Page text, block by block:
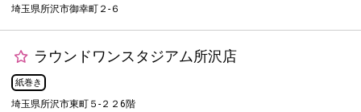
埼玉県所沢市御幸町２-６
ラウンドワンスタジアム所沢店
紙巻き
埼玉県所沢市東町５-２２6階